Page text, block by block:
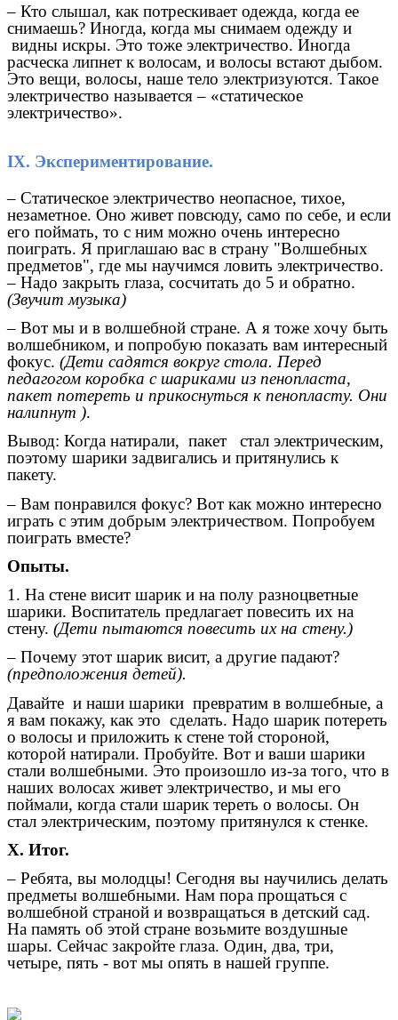
– Кто слышал, как потрескивает одежда, когда ее
снимаешь? Иногда, когда мы снимаем одежду и
видны искры. Это тоже электричество. Иногда
расческа липнет к волосам, и волосы встают дыбом.
Это вещи, волосы, наше тело электризуются. Такое
электричество называется – «статическое
электричество».
IX. Экспериментирование.
– Статическое электричество неопасное, тихое,
незаметное. Оно живет повсюду, само по себе, и если
его поймать, то с ним можно очень интересно
поиграть. Я приглашаю вас в страну "Волшебных
предметов", где мы научимся ловить электричество.
– Надо закрыть глаза, сосчитать до 5 и обратно.
(Звучит музыка)
– Вот мы и в волшебной стране. А я тоже хочу быть
волшебником, и попробую показать вам интересный
фокус. (Дети садятся вокруг стола. Перед
педагогом коробка с шариками из пенопласта,
пакет потереть и прикоснуться к пенопласту. Они
налипнут ).
Вывод: Когда натирали, пакет стал электрическим,
поэтому шарики задвигались и притянулись к
пакету.
– Вам понравился фокус? Вот как можно интересно
играть с этим добрым электричеством. Попробуем
поиграть вместе?
Опыты.
1. На стене висит шарик и на полу разноцветные
шарики. Воспитатель предлагает повесить их на
стену. (Дети пытаются повесить их на стену.)
– Почему этот шарик висит, а другие падают?
(предположения детей).
Давайте и наши шарики превратим в волшебные, а
я вам покажу, как это сделать. Надо шарик потереть
о волосы и приложить к стене той стороной,
которой натирали. Пробуйте. Вот и ваши шарики
стали волшебными. Это произошло из-за того, что в
наших волосах живет электричество, и мы его
поймали, когда стали шарик тереть о волосы. Он
стал электрическим, поэтому притянулся к стенке.
X. Итог.
– Ребята, вы молодцы! Сегодня вы научились делать
предметы волшебными. Нам пора прощаться с
волшебной страной и возвращаться в детский сад.
На память об этой стране возьмите воздушные
шары. Сейчас закройте глаза. Один, два, три,
четыре, пять - вот мы опять в нашей группе.